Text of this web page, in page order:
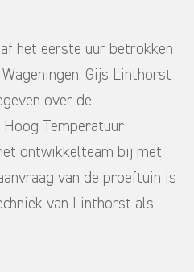
het eerste uur betrokken
Gijs Linthorst
over de
Temperatuur
ontwikkelteam bij met
van de proeftuin is
van Linthorst als